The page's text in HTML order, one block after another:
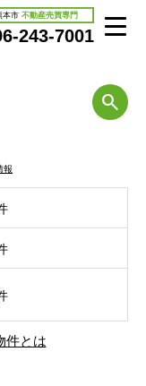
本市 不動産売買専門
243-7001
報
件とは